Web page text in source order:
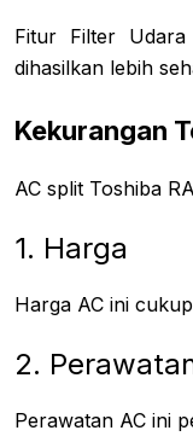
Fitur Filter
dihasilkan lebih
Kekurangan
AC split Toshiba
1. Harga
Harga AC ini
2.
Perawatan AC ini